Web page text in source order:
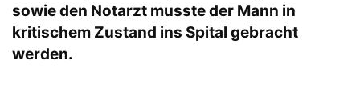
sowie den Notarzt musste der Mann in
kritischem Zustand ins Spital gebracht
werden.